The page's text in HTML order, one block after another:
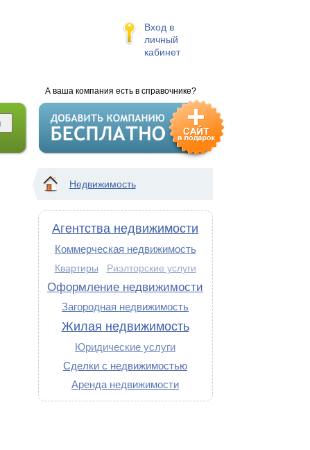
Вход в
личный
кабинет
А ваша компания есть в справочнике?
Недвижимость
Агентства недвижимости
Коммерческая недвижимость
Квартиры Риэлторские услуги
Оформление недвижимости
Загородная недвижимость
Жилая недвижимость
Юридические услуги
Сделки с недвижимостью
Аренда недвижимости